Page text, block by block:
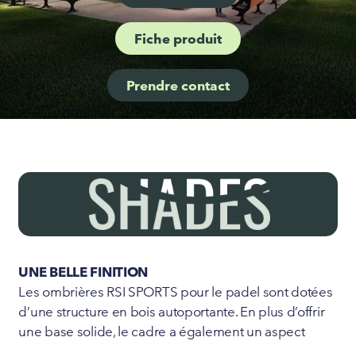
Fiche produit
Prendre contact
UNE BELLE FINITION
Les ombrières RSI SPORTS pour le padel sont dotées
d’une structure en bois autoportante. En plus d’offrir
une base solide, le cadre a également un aspect